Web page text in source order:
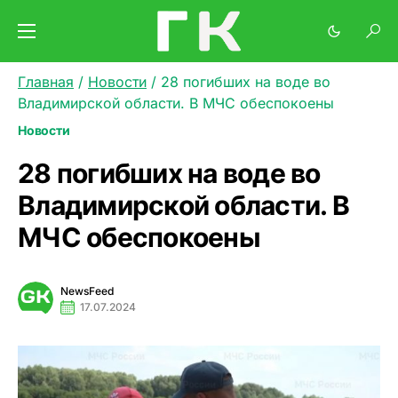
Главная / Новости / 28 погибших на воде во
Владимирской области. В МЧС обеспокоены
Новости
28 погибших на воде во
Владимирской области. В
МЧС обеспокоены
NewsFeed
17.07.2024